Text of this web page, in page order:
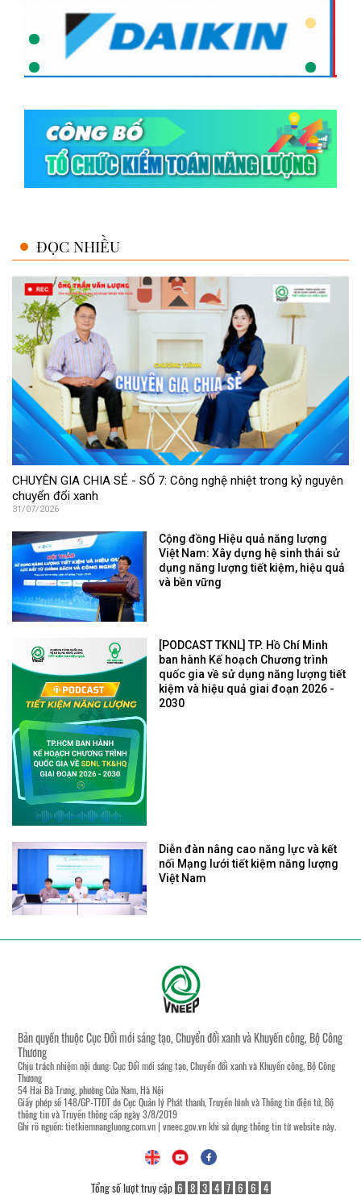
ĐỌC NHIỀU
CHUYÊN GIA CHIA SẺ - SỐ 7: Công nghệ nhiệt trong kỷ nguyên
chuyển đổi xanh
31/07/2026
Cộng đồng Hiệu quả năng lượng
Việt Nam: Xây dựng hệ sinh thái sử
dụng năng lượng tiết kiệm, hiệu quả
và bền vững
[PODCAST TKNL] TP. Hồ Chí Minh
ban hành Kế hoạch Chương trình
quốc gia về sử dụng năng lượng tiết
kiệm và hiệu quả giai đoạn 2026 -
2030
Diễn đàn nâng cao năng lực và kết
nối Mạng lưới tiết kiệm năng lượng
Việt Nam
Bản quyền thuộc Cục Đổi mới sáng tạo, Chuyển đổi xanh và Khuyến công, Bộ Công
Thương
Chịu trách nhiệm nội dung: Cục Đổi mới sáng tạo, Chuyển đổi xanh và Khuyến công, Bộ Công
Thương
54 Hai Bà Trưng, phường Cửa Nam, Hà Nội
Giấy phép số 148/GP-TTĐT do Cục Quản lý Phát thanh, Truyền hình và Thông tin điện tử, Bộ
thông tin và Truyền thông cấp ngày 3/8/2019
Ghi rõ nguồn:tietkiemnangluong.com.vn| vneec.gov.vnkhi sử dụng thông tin từ website này.
Tổng số lượt truy cập 6 8 3 4 7 6 6 4